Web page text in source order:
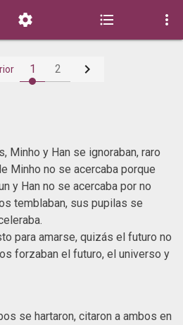
  
1 2 
Minho y Han se ignoraban, raro
Minho no se acercaba porque
y Han no se acercaba por no
temblaban, sus pupilas se
para amarse, quizás el futuro no
forzaban el futuro, el universo y
se hartaron, citaron a ambos en